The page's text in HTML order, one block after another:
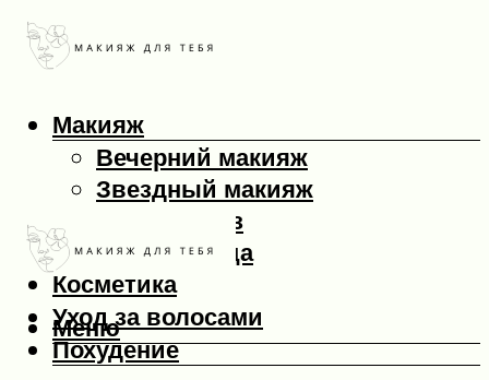
Макияж
Вечерний макияж
Звездный макияж
Макияж глаз
Макияж лица
Косметика
Уход за волосами
Похудение
Меню